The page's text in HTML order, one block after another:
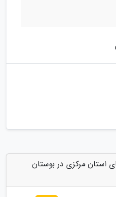
استان مرکزی در بوستان